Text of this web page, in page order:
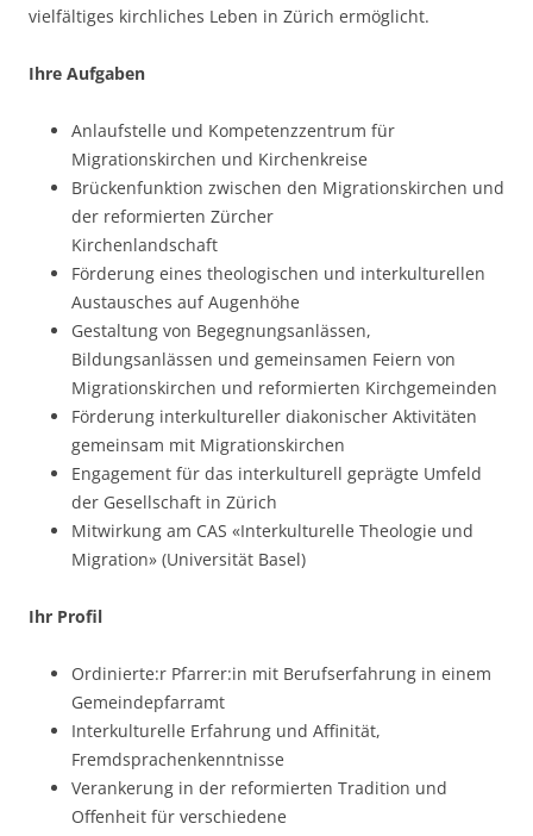
vielfältiges kirchliches Leben in Zürich ermöglicht.
Ihre Aufgaben
Anlaufstelle und Kompetenzzentrum für
Migrationskirchen und Kirchenkreise
Brückenfunktion zwischen den Migrationskirchen und
der reformierten Zürcher
Kirchenlandschaft
Förderung eines theologischen und interkulturellen
Austausches auf Augenhöhe
Gestaltung von Begegnungsanlässen,
Bildungsanlässen und gemeinsamen Feiern von
Migrationskirchen und reformierten Kirchgemeinden
Förderung interkultureller diakonischer Aktivitäten
gemeinsam mit Migrationskirchen
Engagement für das interkulturell geprägte Umfeld
der Gesellschaft in Zürich
Mitwirkung am CAS «Interkulturelle Theologie und
Migration» (Universität Basel)
Ihr Profil
Ordinierte:r Pfarrer:in mit Berufserfahrung in einem
Gemeindepfarramt
Interkulturelle Erfahrung und Affinität,
Fremdsprachenkenntnisse
Verankerung in der reformierten Tradition und
Offenheit für verschiedene